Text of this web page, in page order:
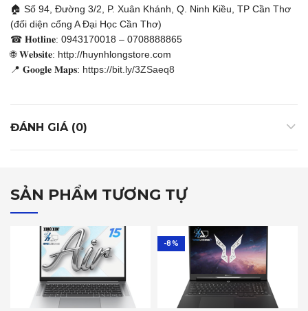
🏠 Số 94, Đường 3/2, P. Xuân Khánh, Q. Ninh Kiều, TP Cần Thơ
(đối diện cổng A Đại Học Cần Thơ)
☎ 𝐇𝐨𝐭𝐥𝐢𝐧𝐞: 0943170018 – 0708888865
🌐 𝐖𝐞𝐛𝐬𝐢𝐭𝐞: http://huynhlongstore.com
📍 𝐆𝐨𝐨𝐠𝐥𝐞 𝐌𝐚𝐩𝐬: https://bit.ly/3ZSaeq8
ĐÁNH GIÁ (0)
SẢN PHẨM TƯƠNG TỰ
-8%